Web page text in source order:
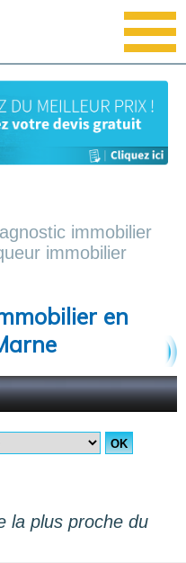
immobilier
immobilier
en
la plus proche du